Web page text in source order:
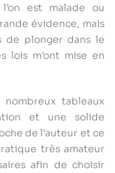
est malade ou
évidence, mais
de plonger dans le
lois m’ont mise en
tableaux
et une solide
de l’auteur et ce
très amateur
afin de choisir